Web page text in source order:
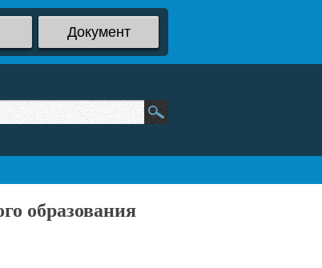
Документ
образования